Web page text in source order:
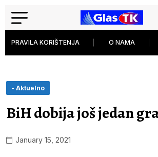
PRAVILA KORIŠTENJA O NAMA
- Aktuelno
BiH dobija još jedan
January 15, 2021